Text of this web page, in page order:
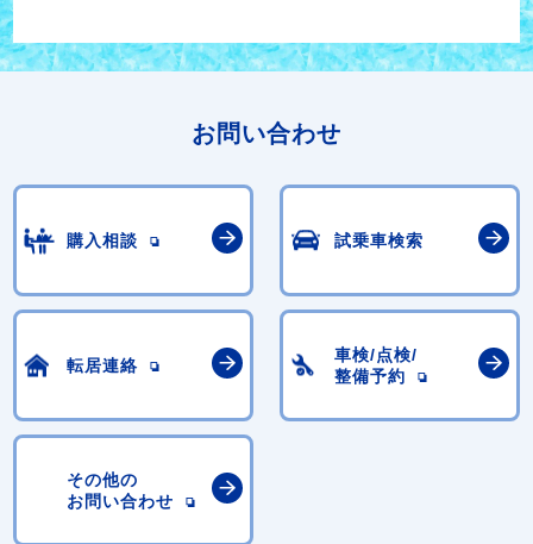
お問い合わせ
購入相談 試乗車検索
転居連絡
車検/点検/
整備予約
その他の
お問い合わせ